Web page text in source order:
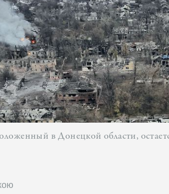
в Донецкой области,